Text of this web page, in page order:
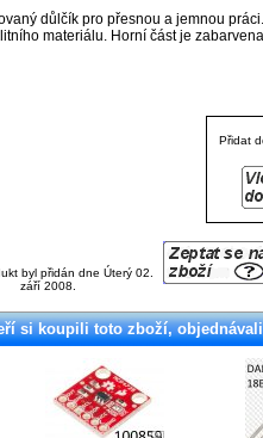
důlčík pro přesnou a jemnou
materiálu. Horní část je
Přidat
byl přidán dne Úterý 02.
září 2008.
si koupili toto zboží,